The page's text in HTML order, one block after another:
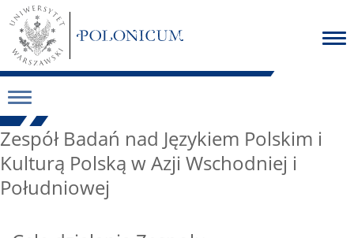
Zespół Badań nad Językiem Polskim i
Kulturą Polską w Azji Wschodniej i
Południowej